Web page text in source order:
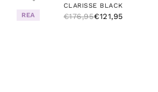
REA
CLARISSE BLACK
€176,95€121,95